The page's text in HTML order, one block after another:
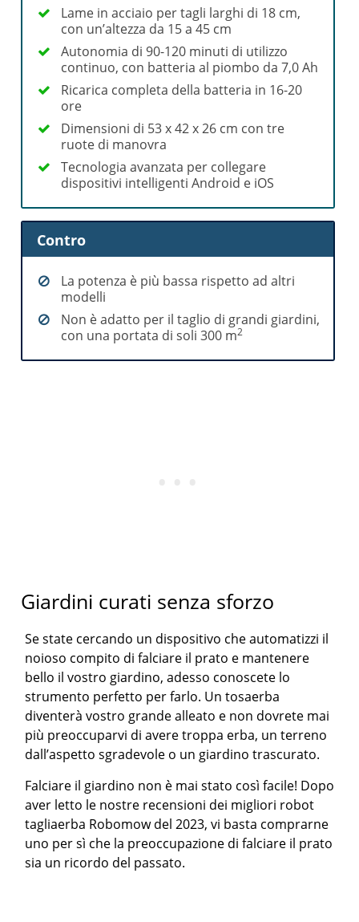
Lame in acciaio per tagli larghi di 18 cm,
con un’altezza da 15 a 45 cm
Autonomia di 90-120 minuti di utilizzo
continuo, con batteria al piombo da 7,0 Ah
Ricarica completa della batteria in 16-20
ore
Dimensioni di 53 x 42 x 26 cm con tre
ruote di manovra
Tecnologia avanzata per collegare
dispositivi intelligenti Android e iOS
Contro
La potenza è più bassa rispetto ad altri
modelli
Non è adatto per il taglio di grandi giardini,
con una portata di soli 300 m2
Giardini curati senza sforzo
Se state cercando un dispositivo che automatizzi il
noioso compito di falciare il prato e mantenere
bello il vostro giardino, adesso conoscete lo
strumento perfetto per farlo. Un tosaerba
diventerà vostro grande alleato e non dovrete mai
più preoccuparvi di avere troppa erba, un terreno
dall’aspetto sgradevole o un giardino trascurato.
Falciare il giardino non è mai stato così facile! Dopo
aver letto le nostre recensioni dei migliori robot
tagliaerba Robomow del 2023, vi basta comprarne
uno per sì che la preoccupazione di falciare il prato
sia un ricordo del passato.